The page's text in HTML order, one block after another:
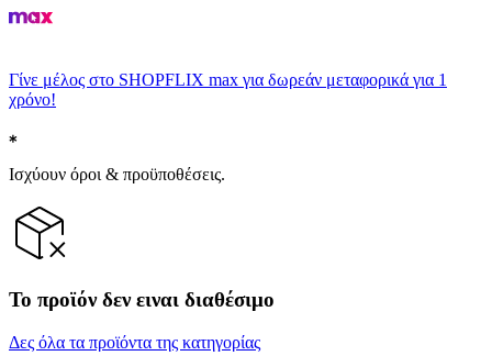
Γίνε μέλος στο SHOPFLIX max για δωρεάν μεταφορικά για 1
χρόνο!
Ισχύουν όροι & προϋποθέσεις.
Το προϊόν δεν ειναι διαθέσιμο
Δες όλα τα προϊόντα της κατηγορίας